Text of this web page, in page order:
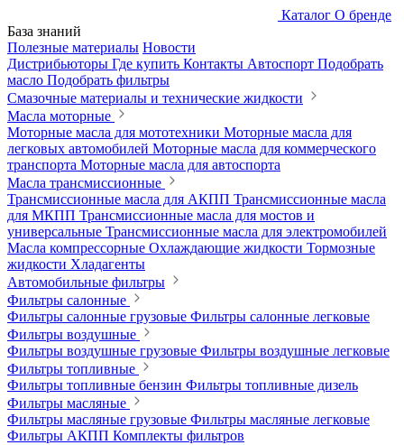
Каталог О бренде
База знаний
Полезные материалы Новости
Дистрибьюторы Где купить Контакты Автоспорт Подобрать
масло Подобрать фильтры
Смазочные материалы и технические жидкости
Масла моторные
Моторные масла для мототехники Моторные масла для
легковых автомобилей Моторные масла для коммерческого
транспорта Моторные масла для автоспорта
Масла трансмиссионные
Трансмиссионные масла для АКПП Трансмиссионные масла
для МКПП Трансмиссионные масла для мостов и
универсальные Трансмиссионные масла для электромобилей
Масла компрессорные Охлаждающие жидкости Тормозные
жидкости Хладагенты
Автомобильные фильтры
Фильтры салонные
Фильтры салонные грузовые Фильтры салонные легковые
Фильтры воздушные
Фильтры воздушные грузовые Фильтры воздушные легковые
Фильтры топливные
Фильтры топливные бензин Фильтры топливные дизель
Фильтры масляные
Фильтры масляные грузовые Фильтры масляные легковые
Фильтры АКПП Комплекты фильтров